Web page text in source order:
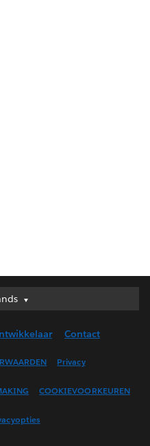
(UK)
Contact
Privacy
COOKIEVOORKEUREN